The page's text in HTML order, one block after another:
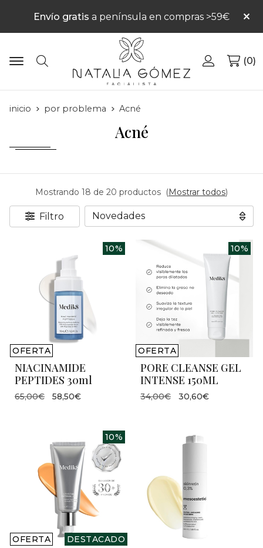
Envío gratis a península en compras >59€
Buscar
0
inicio por problema Acné
Acné
Mostrando 18 de 20 productos (Mostrar todos)
Filtro
10%
OFERTA
NIACINAMIDE
PEPTIDES 30ml
65,00€ 58,50€
10%
OFERTA
PORE CLEANSE GEL
INTENSE 150ML
34,00€ 30,60€
10%
OFERTA DESTACADO